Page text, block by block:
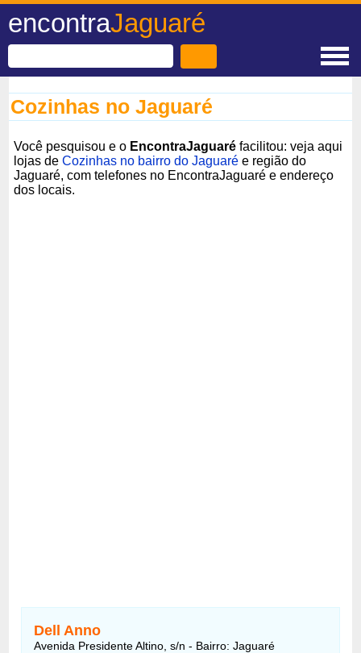
encontraJaguaré
Cozinhas no Jaguaré
Você pesquisou e o EncontraJaguaré facilitou: veja aqui
lojas deCozinhas no bairro do Jaguaré e região do
Jaguaré, com telefones no EncontraJaguaré e endereço
dos locais.
Dell Anno
Avenida Presidente Altino, s/n - Bairro: Jaguaré